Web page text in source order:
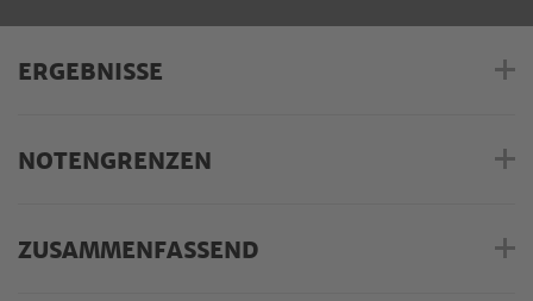
ERGEBNISSE
NOTENGRENZEN
ZUSAMMENFASSEND